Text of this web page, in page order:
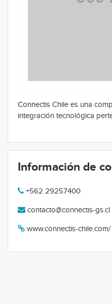
Connectis Chile es una
integración tecnológica
Información de
+562 29257400
contacto@connectis-gs.cl
www.connectis-chile.com/